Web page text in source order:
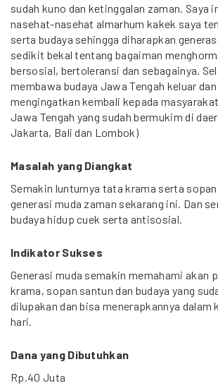
sudah kuno dan ketinggalan zaman. Saya
nasehat-nasehat almarhum kakek saya
serta budaya sehingga diharapkan
sedikit bekal tentang bagaiman
bersosial, bertoleransi dan sebagainya.
membawa budaya Jawa Tengah keluar
mengingatkan kembali kepada
Jawa Tengah yang sudah bermukim di
Jakarta, Bali dan Lombok)
Masalah yang Diangkat
Semakin lunturnya tata krama serta
generasi muda zaman sekarang ini. Dan
budaya hidup cuek serta antisosial.
Indikator Sukses
Generasi muda semakin memahami akan
krama, sopan santun dan budaya yang
dilupakan dan bisa menerapkannya dalam
hari.
Dana yang Dibutuhkan
Rp.40 Juta